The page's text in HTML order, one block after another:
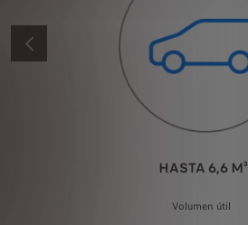
ANTERIOR
HASTA 6,6 M³
Volumen útil